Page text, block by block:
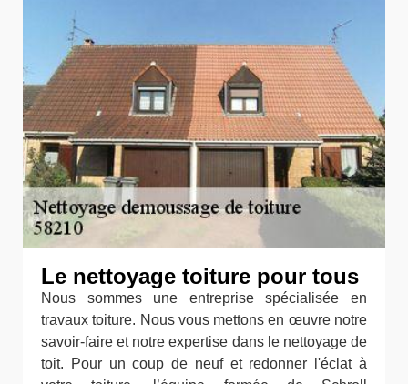
Le nettoyage toiture pour tous
Nous sommes une entreprise spécialisée en
travaux toiture. Nous vous mettons en œuvre notre
savoir-faire et notre expertise dans le nettoyage de
toit. Pour un coup de neuf et redonner l'éclat à